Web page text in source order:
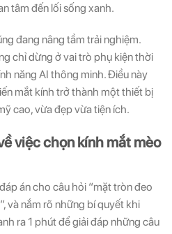
tâm đến lối sống xanh.
đang nâng tầm trải nghiệm.
chỉ dừng ở vai trò phụ kiện thời
năng AI thông minh. Điều này
mắt kính trở thành một thiết bị
cao, vừa đẹp vừa tiện ích.
việc chọn kính mắt mèo
án cho câu hỏi “mặt tròn đeo
và nắm rõ những bí quyết khi
ra 1 phút để giải đáp những câu